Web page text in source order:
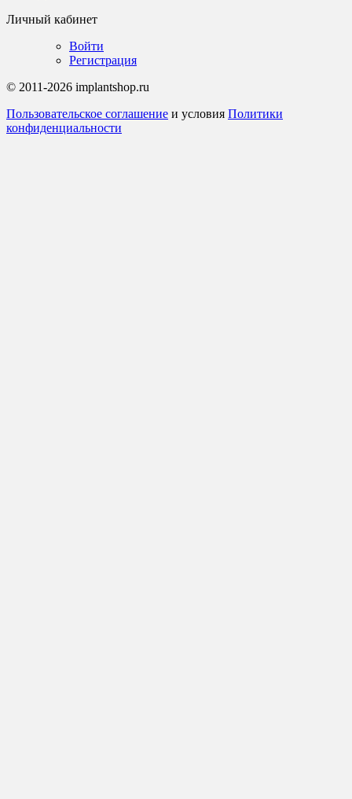
Личный кабинет
Войти
Регистрация
© 2011-2026 implantshop.ru
Пользовательское соглашение и условия Политики
конфиденциальности